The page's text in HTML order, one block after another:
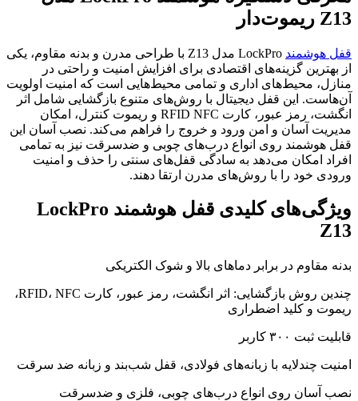
Z13 ریموت‌دار
قفل هوشمند
LockPro مدل Z13 با طراحی مدرن و بدنه مقاوم، یکی
از بهترین گزینه‌های اقتصادی برای افزایش امنیت و راحتی در
منازل، محیط‌های اداری و تمامی محیط‌هایی است که امنیت اولویت
آن‌هاست. این قفل دیجیتال با روش‌های متنوع بازگشایی شامل اثر
انگشت، رمز عبور، کارت RFID NFC و ریموت کنترل، امکان
مدیریت آسان و امن ورود و خروج را فراهم می‌کند. نصب آسان این
قفل هوشمند روی انواع درب‌های چوبی و ضدسرقت نیز به تمامی
افراد امکان می‌دهد به سادگی قفل‌های سنتی را حذف و امنیت
ورودی خود را با روش‌های مدرن ارتقا دهند.
ویژگی‌های کلیدی قفل هوشمند LockPro
Z13
بدنه مقاوم در برابر دماهای بالا و شوک الکتریکی
چندین روش بازگشایی: اثر انگشت، رمز عبور، کارت RFID، NFC،
ریموت و کلید اضطراری
قابلیت ثبت ۳۰۰ کاربر
امنیت چندلایه با زبانه‌های فولادی، قفل شب‌بند و زبانه ضد سرقت
نصب آسان روی انواع درب‌های چوبی، فلزی و ضدسرقت